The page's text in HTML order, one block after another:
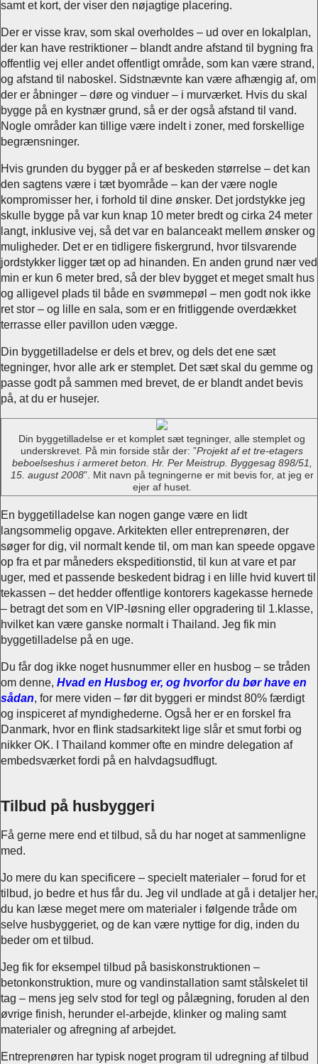
samt et kort, der viser den nøjagtige placering.
Der er visse krav, som skal overholdes – ud over en lokalplan,
der kan have restriktioner – blandt andre afstand til bygning fra
offentlig vej eller andet offentligt område, som kan være strand,
og afstand til naboskel. Sidstnævnte kan være afhængig af, om
der er åbninger – døre og vinduer – i murværket. Hvis du skal
bygge på en kystnær grund, så er der også afstand til vand.
Nogle områder kan tillige være indelt i zoner, med forskellige
begrænsninger.
Hvis grunden du bygger på er af beskeden størrelse – det kan
den sagtens være i tæt byområde – kan der være nogle
kompromisser her, i forhold til dine ønsker. Det jordstykke jeg
skulle bygge på var kun knap 10 meter bredt og cirka 24 meter
langt, inklusive vej, så det var en balanceakt mellem ønsker og
muligheder. Det er en tidligere fiskergrund, hvor tilsvarende
jordstykker ligger tæt op ad hinanden. En anden grund nær ved
min er kun 6 meter bred, så der blev bygget et meget smalt hus
og alligevel plads til både en svømmepøl – men godt nok ikke
ret stor – og lille en sala, som er en fritliggende overdækket
terrasse eller pavillon uden vægge.
Din byggetilladelse er dels et brev, og dels det ene sæt
tegninger, hvor alle ark er stemplet. Det sæt skal du gemme og
passe godt på sammen med brevet, de er blandt andet bevis
på, at du er husejer.
Din byggetilladelse er et komplet sæt tegninger, alle stemplet og
underskrevet. På min forside står der: ”Projekt af et tre-etagers
beboelseshus i armeret beton. Hr. Per Meistrup. Byggesag 898/51,
15. august 2008”. Mit navn på tegningerne er mit bevis for, at jeg er
ejer af huset.
En byggetilladelse kan nogen gange være en lidt
langsommelig opgave. Arkitekten eller entreprenøren, der
søger for dig, vil normalt kende til, om man kan speede opgave
op fra et par måneders ekspeditionstid, til kun at vare et par
uger, med et passende beskedent bidrag i en lille hvid kuvert til
tekassen – det hedder offentlige kontorers kagekasse hernede
– betragt det som en VIP-løsning eller opgradering til 1.klasse,
hvilket kan være ganske normalt i Thailand. Jeg fik min
byggetilladelse på en uge.
Du får dog ikke noget husnummer eller en husbog – se tråden
om denne, Hvad en Husbog er, og hvorfor du bør have en
sådan, for mere viden – før dit byggeri er mindst 80% færdigt
og inspiceret af myndighederne. Også her er en forskel fra
Danmark, hvor en flink stadsarkitekt lige slår et smut forbi og
nikker OK. I Thailand kommer ofte en mindre delegation af
embedsværket fordi på en halvdagsudflugt.
Tilbud på husbyggeri
Få gerne mere end et tilbud, så du har noget at sammenligne
med.
Jo mere du kan specificere – specielt materialer – forud for et
tilbud, jo bedre et hus får du. Jeg vil undlade at gå i detaljer her,
du kan læse meget mere om materialer i følgende tråde om
selve husbyggeriet, og de kan være nyttige for dig, inden du
beder om et tilbud.
Jeg fik for eksempel tilbud på basiskonstruktionen –
betonkonstruktion, mure og vandinstallation samt stålskelet til
tag – mens jeg selv stod for tegl og pålægning, foruden al den
øvrige finish, herunder el-arbejde, klinker og maling samt
materialer og afregning af arbejdet.
Entreprenøren har typisk noget program til udregning af tilbud